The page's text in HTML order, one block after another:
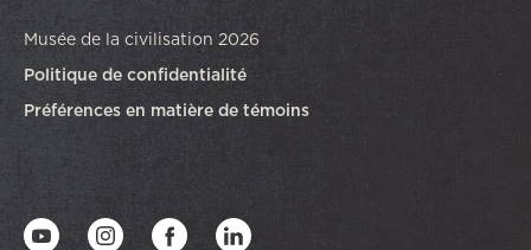
Musée de la civilisation 2026
Politique de confidentialité
Préférences en matière de témoins